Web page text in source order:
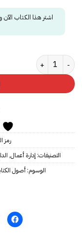
اشتر هذا الكتاب
كمية أصول الكتابة العملية
رمز
التصنيفات:إدارة أعمال,
الوسوم:أصول